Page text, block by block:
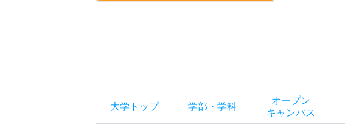
大学トップ 学部 ・ 学科
オープン
キャンパス